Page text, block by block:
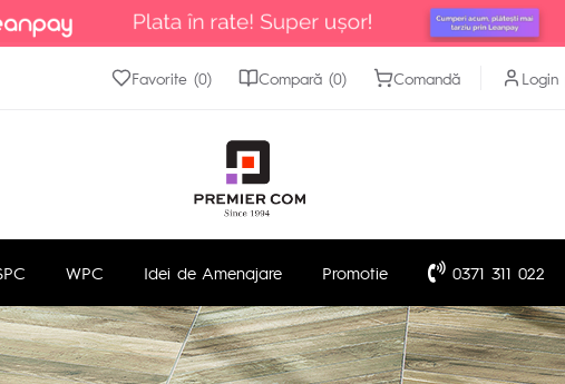
Favorite (0) Compară (0) Comandă
WPC Idei de Amenajare Promotie 0371 311 022